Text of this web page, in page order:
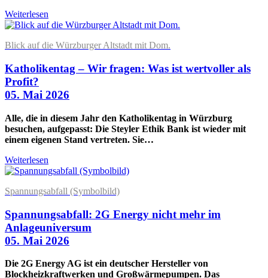
Weiterlesen
Blick auf die Würzburger Altstadt mit Dom.
Katholikentag – Wir fragen: Was ist wertvoller als
Profit?
05. Mai 2026
Alle, die in diesem Jahr den Katholikentag in Würzburg
besuchen, aufgepasst: Die Steyler Ethik Bank ist wieder mit
einem eigenen Stand vertreten. Sie…
Weiterlesen
Spannungsabfall (Symbolbild)
Spannungsabfall: 2G Energy nicht mehr im
Anlageuniversum
05. Mai 2026
Die 2G Energy AG ist ein deutscher Hersteller von
Blockheizkraftwerken und Großwärmepumpen. Das